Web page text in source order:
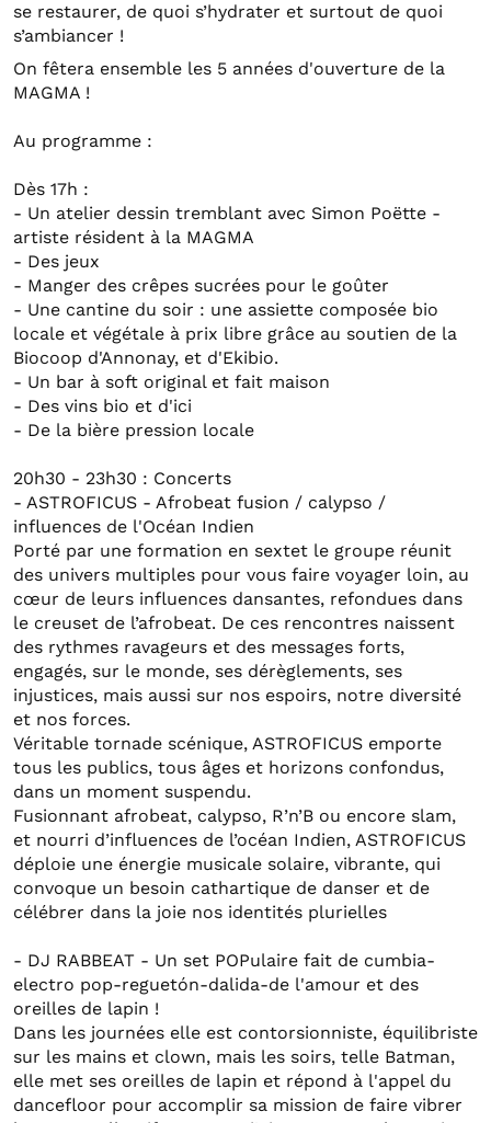
se restaurer, de quoi s’hydrater et surtout de quoi
s’ambiancer !
On fêtera ensemble les 5 années d'ouverture de la
MAGMA !
Au programme :
Dès 17h :
- Un atelier dessin tremblant avec Simon Poëtte -
artiste résident à la MAGMA
- Des jeux
- Manger des crêpes sucrées pour le goûter
- Une cantine du soir : une assiette composée bio
locale et végétale à prix libre grâce au soutien de la
Biocoop d'Annonay, et d'Ekibio.
- Un bar à soft original et fait maison
- Des vins bio et d'ici
- De la bière pression locale
20h30 - 23h30 : Concerts
- ASTROFICUS - Afrobeat fusion / calypso /
influences de l'Océan Indien
Porté par une formation en sextet le groupe réunit
des univers multiples pour vous faire voyager loin, au
cœur de leurs influences dansantes, refondues dans
le creuset de l’afrobeat. De ces rencontres naissent
des rythmes ravageurs et des messages forts,
engagés, sur le monde, ses dérèglements, ses
injustices, mais aussi sur nos espoirs, notre diversité
et nos forces.
Véritable tornade scénique, ASTROFICUS emporte
tous les publics, tous âges et horizons confondus,
dans un moment suspendu.
Fusionnant afrobeat, calypso, R’n’B ou encore slam,
et nourri d’influences de l’océan Indien, ASTROFICUS
déploie une énergie musicale solaire, vibrante, qui
convoque un besoin cathartique de danser et de
célébrer dans la joie nos identités plurielles
- DJ RABBEAT - Un set POPulaire fait de cumbia-
electro pop-reguetón-dalida-de l'amour et des
oreilles de lapin !
Dans les journées elle est contorsionniste, équilibriste
sur les mains et clown, mais les soirs, telle Batman,
elle met ses oreilles de lapin et répond à l'appel du
dancefloor pour accomplir sa mission de faire vibrer